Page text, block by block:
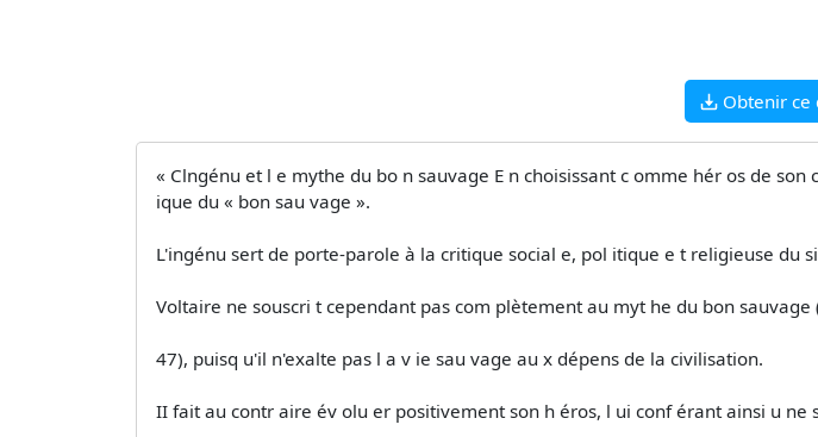
Obtenir ce
« Clngénu et l e mythe du bo n sauvage E n choisissant c omme hér os de
ique du « bon sau­ vage ».
L'ingénu sert de porte-parole à la critique social e, pol itique e t religieuse du
Voltaire ne souscri t cependant pas com plètement au myt he du bon sauvage
47), puisq u'il n'exalte pas l a v ie sau vage au x dépens de la civilisation.
II fait au contr aire év olu er positivement son h éros, l ui conf érant ainsi u ne